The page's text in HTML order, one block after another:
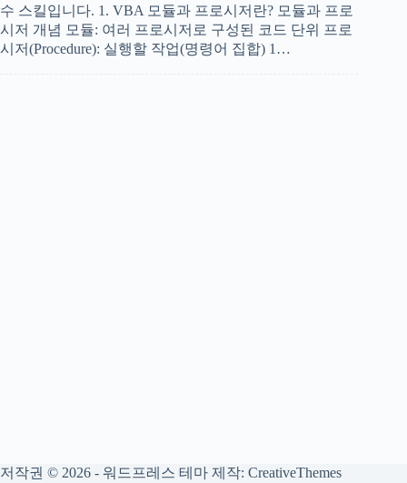
수 스킬입니다. 1. VBA 모듈과 프로시저란? 모듈과 프로
시저 개념 모듈: 여러 프로시저로 구성된 코드 단위 프로
시저(Procedure): 실행할 작업(명령어 집합) 1…
저작권 © 2026 - 워드프레스 테마 제작: CreativeThemes